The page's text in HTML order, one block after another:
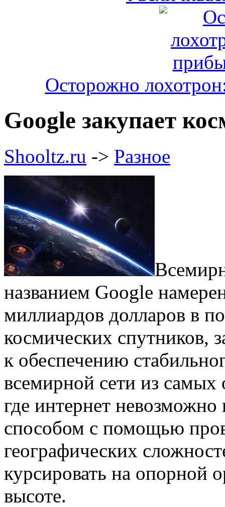
Осторожно
Google закупает
Shooltz.ru -> Разное
названием Google
миллиардов долларов в
космических спутников,
к обеспечению
всемирной сети из самых
где интернет
способом с помощью
географических
курсировать на опорной
высоте.